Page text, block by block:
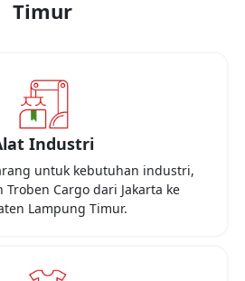
Timur
Industri
untuk kebutuhan industri,
Troben Cargo dari Jakarta ke
Lampung Timur.